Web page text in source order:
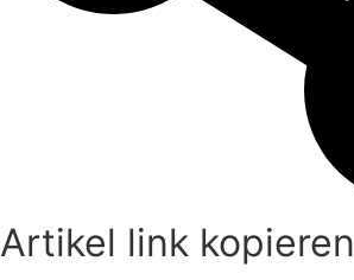
Artikel link kopieren